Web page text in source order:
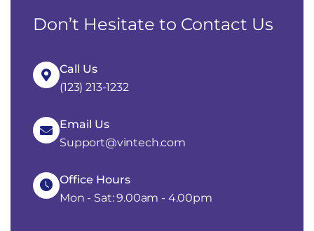
Don’t Hesitate to Contact Us
Call Us
(123) 213-1232
Email Us
Support@vintech.com
Office Hours
Mon - Sat: 9.00am - 4.00pm